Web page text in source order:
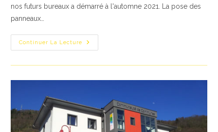
nos futurs bureaux a démarré à l'automne 2021. La pose des
panneaux…
Continuer La Lecture
Opération
Chantier